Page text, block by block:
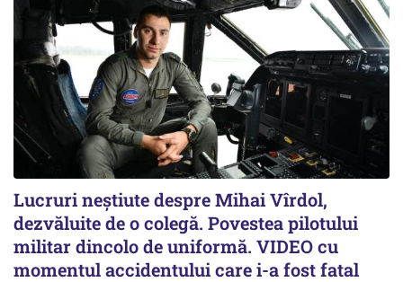
Lucruri neștiute despre Mihai Vîrdol,
dezvăluite de o colegă. Povestea pilotului
militar dincolo de uniformă. VIDEO cu
momentul accidentului care i-a fost fatal